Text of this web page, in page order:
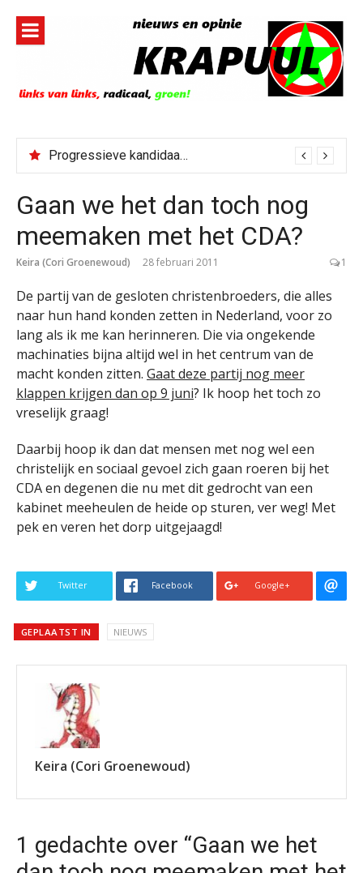
inhoud
Progressieve kandidaat El-Sayed senaatskandidaat Michigan
Gaan we het dan toch nog
meemaken met het CDA?
Keira (Cori Groenewoud) 28 februari 2011 1
De partij van de gesloten christenbroeders, die alles
naar hun hand konden zetten in Nederland, voor zo
lang als ik me kan herinneren. Die via ongekende
machinaties bijna altijd wel in het centrum van de
macht konden zitten. Gaat deze partij nog meer
klappen krijgen dan op 9 juni? Ik hoop het toch zo
vreselijk graag!
Daarbij hoop ik dan dat mensen met nog wel een
christelijk en sociaal gevoel zich gaan roeren bij het
CDA en degenen die nu met dit gedrocht van een
kabinet meeheulen de heide op sturen, ver weg! Met
pek en veren het dorp uitgejaagd!
Twitter Facebook Google+
GEPLAATST IN NIEUWS
Keira (Cori Groenewoud)
1 gedachte over “Gaan we het